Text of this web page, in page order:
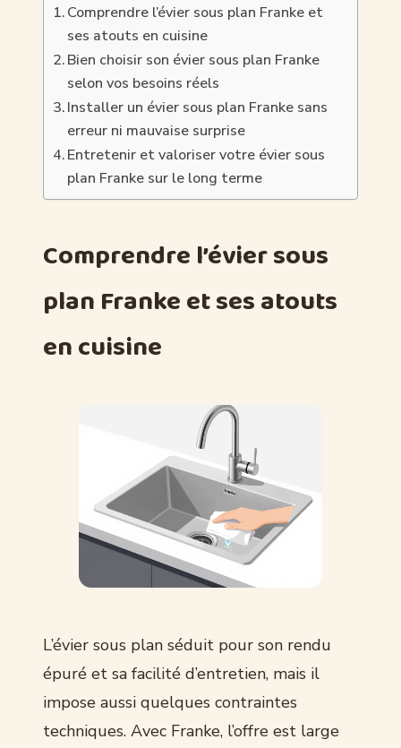
Comprendre l’évier sous plan Franke et
ses atouts en cuisine
Bien choisir son évier sous plan Franke
selon vos besoins réels
Installer un évier sous plan Franke sans
erreur ni mauvaise surprise
Entretenir et valoriser votre évier sous
plan Franke sur le long terme
Comprendre l’évier sous
plan Franke et ses atouts
en cuisine
L’évier sous plan séduit pour son rendu
épuré et sa facilité d’entretien, mais il
impose aussi quelques contraintes
techniques. Avec Franke, l’offre est large